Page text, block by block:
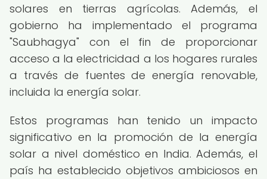
solares en tierras agrícolas. Además, el
gobierno ha implementado el programa
"Saubhagya" con el fin de proporcionar
acceso a la electricidad a los hogares rurales
a través de fuentes de energía renovable,
incluida la energía solar.
Estos programas han tenido un impacto
significativo en la promoción de la energía
solar a nivel doméstico en India. Además, el
país ha establecido objetivos ambiciosos en